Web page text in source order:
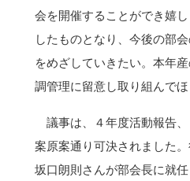
会を開催することができ嬉
したものとなり、今後の部
をめざしていきたい。本年
調管理に留意し取り組んでほ
議事は、４年度活動報告
案原案通り可決されました
坂口朗則さんが部会長に就任